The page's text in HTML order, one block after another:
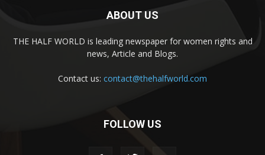
ABOUT US
THE HALF WORLD is leading newspaper for women rights and
news, Article and Blogs.
Contact us: contact@thehalfworld.com
FOLLOW US